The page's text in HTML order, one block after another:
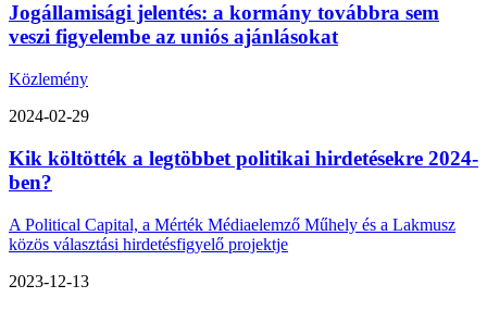
Jogállamisági jelentés: a kormány továbbra sem
veszi figyelembe az uniós ajánlásokat
Közlemény
2024-02-29
Kik költötték a legtöbbet politikai hirdetésekre 2024-
ben?
A Political Capital, a Mérték Médiaelemző Műhely és a Lakmusz
közös választási hirdetésfigyelő projektje
2023-12-13